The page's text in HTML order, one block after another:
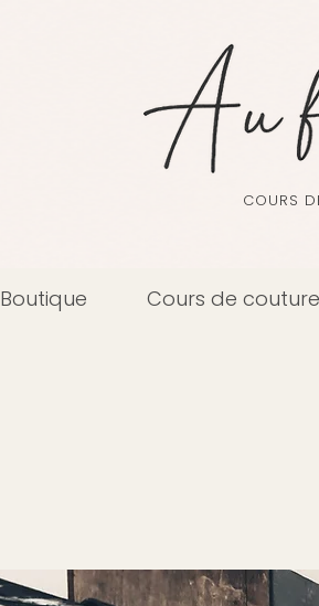
COURS
Boutique Cours de couture